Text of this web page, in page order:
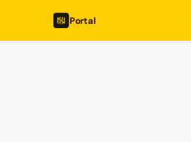
Portal